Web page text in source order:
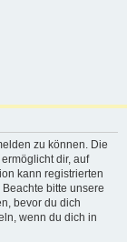
zu können. Die
dir, auf
kann registrierten
bitte unsere
bevor du dich
wenn du dich in